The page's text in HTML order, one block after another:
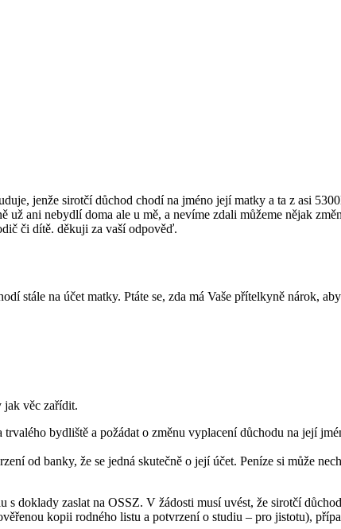
jenže sirotčí důchod chodí na jméno její matky a ta z asi
už ani nebydlí doma ale u mě, a nevíme zdali můžeme nějak
či dítě. děkuji za vaší odpověď.
stále na účet matky. Ptáte se, zda má Vaše přítelkyně nárok,
jak věc zařídit.
bydliště a požádat o změnu vyplacení důchodu na její
od banky, že se jedná skutečně o její účet. Peníze si může
doklady zaslat na OSSZ. V žádosti musí uvést, že sirotčí
kopii rodného listu a potvrzení o studiu – pro jistotu),